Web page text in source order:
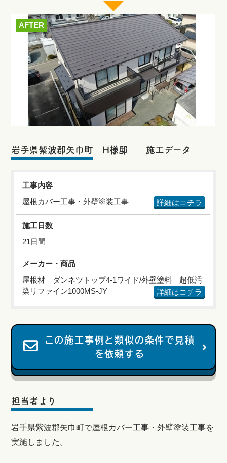
AFTER
岩手県紫波郡矢巾町 H様邸 施工データ
工事内容
屋根カバー工事・外壁塗装工事
詳細はコチラ
施工日数
21日間
メーカー・商品
屋根材 ダンネツトップ4-1ワイド/外壁塗料 超低汚
染リファイン1000MS-JY
詳細はコチラ
この施工事例と類似の条件で見積
を依頼する
担当者より
岩手県紫波郡矢巾町で屋根カバー工事・外壁塗装工事を
実施しました。